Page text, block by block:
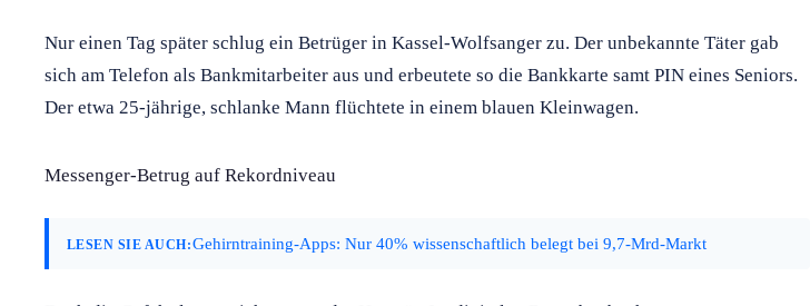
Nur einen Tag später schlug ein Betrüger in Kassel-Wolfsanger zu. Der unbekannte Täter gab
sich am Telefon als Bankmitarbeiter aus und erbeutete so die Bankkarte samt PIN eines Seniors.
Der etwa 25-jährige, schlanke Mann flüchtete in einem blauen Kleinwagen.
Messenger-Betrug auf Rekordniveau
LESEN SIE AUCH:Gehirntraining-Apps: Nur 40% wissenschaftlich belegt bei 9,7-Mrd-Markt